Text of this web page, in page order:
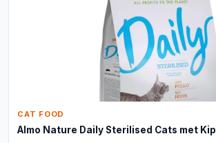
CAT FOOD
Almo Nature Daily Sterilised Cats met Kip